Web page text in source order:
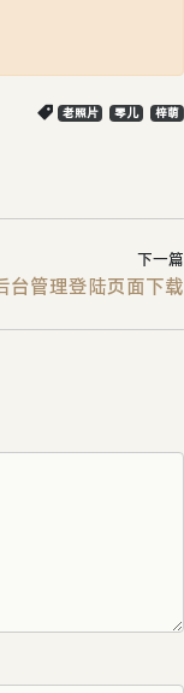
老照片 琴儿 梓萌
下一篇
台管理登陆页面下载